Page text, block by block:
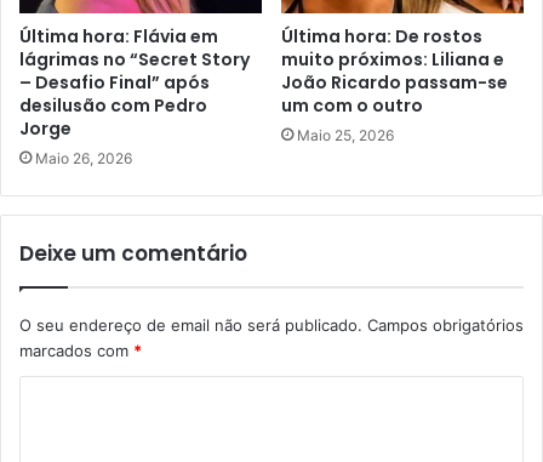
Última hora: Flávia em
lágrimas no “Secret Story
– Desafio Final” após
desilusão com Pedro
Jorge
Maio 26, 2026
Última hora: De rostos
muito próximos: Liliana e
João Ricardo passam-se
um com o outro
Maio 25, 2026
Deixe um comentário
O seu endereço de email não será publicado. Campos obrigatórios
marcados com *